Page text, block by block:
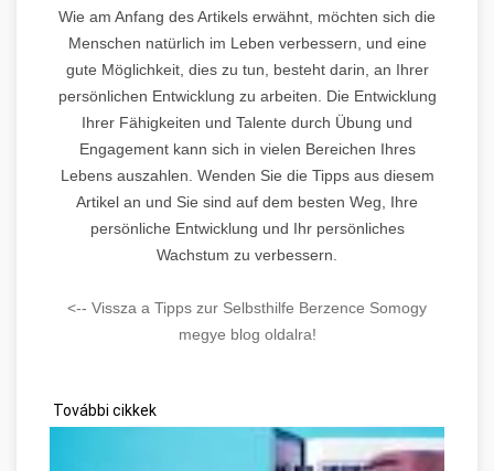
Wie am Anfang des Artikels erwähnt, möchten sich die
Menschen natürlich im Leben verbessern, und eine
gute Möglichkeit, dies zu tun, besteht darin, an Ihrer
persönlichen Entwicklung zu arbeiten. Die Entwicklung
Ihrer Fähigkeiten und Talente durch Übung und
Engagement kann sich in vielen Bereichen Ihres
Lebens auszahlen. Wenden Sie die Tipps aus diesem
Artikel an und Sie sind auf dem besten Weg, Ihre
persönliche Entwicklung und Ihr persönliches
Wachstum zu verbessern.
<-- Vissza a Tipps zur Selbsthilfe Berzence Somogy
megye blog oldalra!
További cikkek